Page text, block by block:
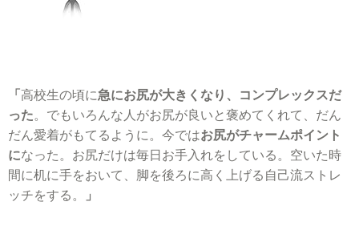
「 高校生の頃に急にお尻が大きくなり、コンプレックスだ
った。でもいろんな人がお尻が良いと褒めてくれて、だん
だん愛着がもてるように。今ではお尻がチャームポイント
になった。お尻だけは毎日お手入れをしている。空いた時
間に机に手をおいて、脚を後ろに高く上げる自己流ストレ
ッチをする。
」